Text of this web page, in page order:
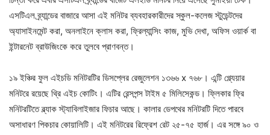
এসটিএল ব্র্যান্ডের বাজারে আসা এই মনিটর ব্যবহারকারীদের স্কুল-কলেজ স্টুডেন্টদের
অ্যাসাইনমেন্ট করা, অনলাইনে ক্লাস করা, ফ্রিল্যান্সিং কাজ, মুভি দেখা, অফিস ওয়ার্ক বা
ইন্টারনেট ব্রাউজিংকে করে তুলবে প্রাণবন্ত।
১৯ ইঞ্চির ফুল এইচডি মনিটরটির ডিসপ্লের রেজুলেশন ১৩৬৬ x ৭৬৮। এন্টি গ্ল্যেয়ার
মনিটরে রয়েছে থ্রি এইচ কোটিং। এটির রেন্সপন্স টাইম ৫ মিলিসেকন্ড। ফ্লিকার ফ্রি
মনিটরটিতে ব্ল্যাক স্ট্যাবিলাইজার ফিচার আছে। কালার ডেপথের মনিটরটি দিতে পারবে
অসাধারণ পিকচার কোয়ালিটি। এই মনিটরের রিফ্রেশ রেট ২৫-৭৫ হার্জ। এর সঙ্গে ৯০ ও